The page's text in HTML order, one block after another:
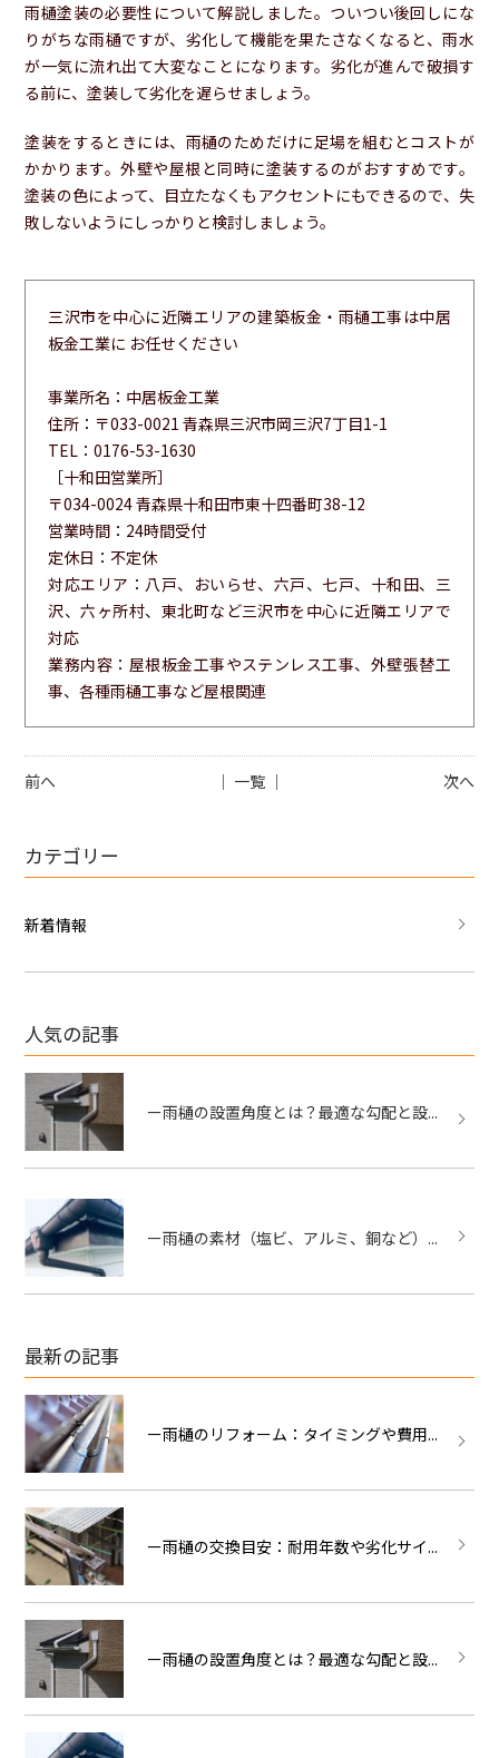
雨樋塗装の必要性について解説しました。ついつい後回しにな
りがちな雨樋ですが、劣化して機能を果たさなくなると、雨水
が一気に流れ出て大変なことになります。劣化が進んで破損す
る前に、塗装して劣化を遅らせましょう。
塗装をするときには、雨樋のためだけに足場を組むとコストが
かかります。外壁や屋根と同時に塗装するのがおすすめです。
塗装の色によって、目立たなくもアクセントにもできるので、失
敗しないようにしっかりと検討しましょう。
三沢市を中心に近隣エリアの建築板金・雨樋工事は中居
板金工業に お任せください
事業所名：中居板金工業
住所：〒033-0021 青森県三沢市岡三沢7丁目1-1
TEL：0176-53-1630
［十和田営業所］
〒034-0024 青森県十和田市東十四番町38-12
営業時間：24時間受付
定休日：不定休
対応エリア：八戸、おいらせ、六戸、七戸、十和田、三
沢、六ヶ所村、東北町など三沢市を中心に近隣エリアで
対応
業務内容：屋根板金工事やステンレス工事、外壁張替工
事、各種雨樋工事など屋根関連
前へ 次へ
│ 一覧 │
カテゴリー
新着情報
人気の記事
ー雨樋の設置角度とは？最適な勾配と設...
ー雨樋の素材（塩ビ、アルミ、銅など）...
最新の記事
ー雨樋のリフォーム：タイミングや費用...
ー雨樋の交換目安：耐用年数や劣化サイ...
ー雨樋の設置角度とは？最適な勾配と設...